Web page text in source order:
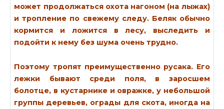
может продолжаться охота нагоном (на лыжах)
и тропление по свежему следу. Беляк обычно
кормится и ложится в лесу, выследить и
подойти к нему без шума очень трудно.
Поэтому тропят преимущественно русака. Его
лежки бывают среди поля, в заросшем
болотце, в кустарнике и овражке, у небольшой
группы деревьев, ограды для скота, иногда на